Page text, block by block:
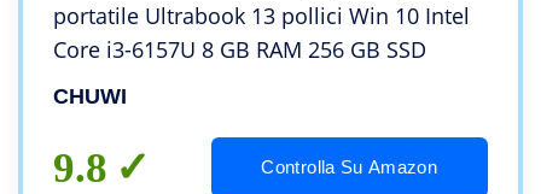
portatile Ultrabook 13 pollici Win 10 Intel
Core i3-6157U 8 GB RAM 256 GB SSD
CHUWI
9.8 Controlla Su Amazon